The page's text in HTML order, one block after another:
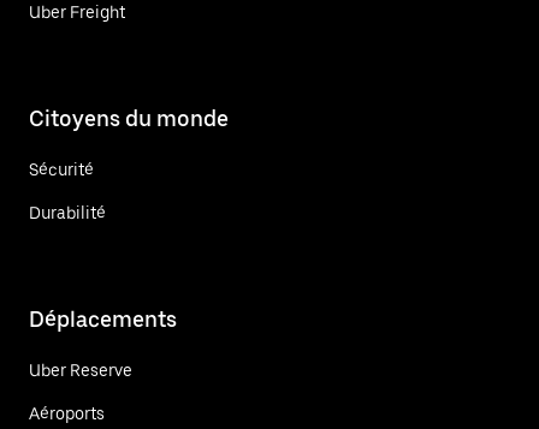
Uber Freight
Citoyens du monde
Sécurité
Durabilité
Déplacements
Uber Reserve
Aéroports